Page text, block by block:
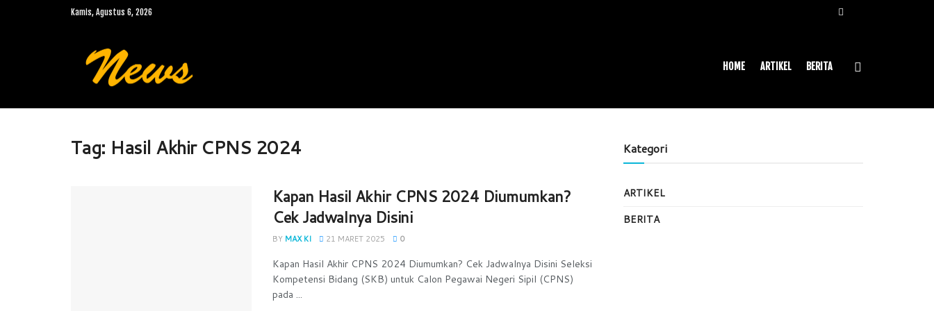
Kamis, Agustus 6, 2026
HOME ARTIKEL BERITA
Tag: Hasil Akhir CPNS 2024
Kapan Hasil Akhir CPNS 2024 Diumumkan?
Cek Jadwalnya Disini
BY MAX KI 21 MARET 2025 0
Kapan Hasil Akhir CPNS 2024 Diumumkan? Cek Jadwalnya Disini Seleksi
Kompetensi Bidang (SKB) untuk Calon Pegawai Negeri Sipil (CPNS)
pada ...
Kategori
ARTIKEL
BERITA